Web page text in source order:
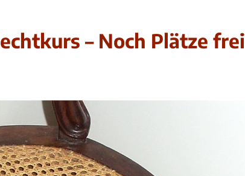
– Noch Plätze frei